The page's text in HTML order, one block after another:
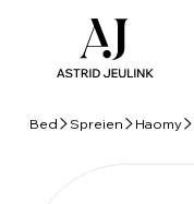
Bed Spreien Haomy